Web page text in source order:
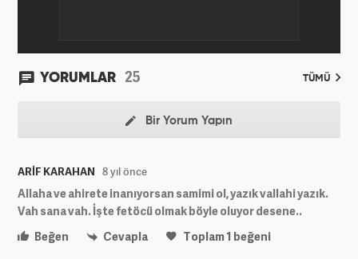
YORUMLAR 25 TÜMÜ
Bir Yorum Yapın
ARİF KARAHAN 8 yıl önce
Allaha ve ahirete inanıyorsan samimi ol, yazık vallahi yazık.
Vah sana vah. İşte fetöcü olmak böyle oluyor desene..
Beğen
Cevapla Toplam1 beğeni